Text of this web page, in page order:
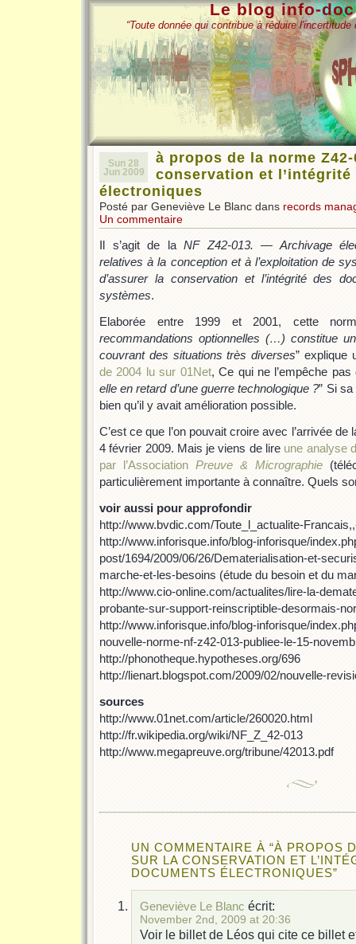
Le blog info-
“Toute donnée qui contribue à réduire
Sun 28
Jun 2009
à propos de la norme
conservation et l’intégrité
électroniques
Posté par Geneviève Le Blanc dans records
Un commentaire
Il s’agit de la NF Z42-013. ― Archivage
relatives à la conception et à l’exploitation de
d’assurer la conservation et l’intégrité des
systèmes.
Elaborée entre 1999 et 2001, cette
recommandations optionnelles (…) constitue
couvrant des situations très diverses” explique
de 2004 lu sur 01Net, Ce qui ne l’empêche pas
elle en retard d’une guerre technologique ?” Si
bien qu’il y avait amélioration possible.
C’est ce que l’on pouvait croire avec l’arrivée
4 février 2009. Mais je viens de lire une analyse
par l’Association Preuve & Micrographie
particulièrement importante à connaître. Quels
voir aussi pour approfondir
http://www.bvdic.com/Toute_l_actualite-
http://www.inforisque.info/blog-inforisque/
post/1694/2009/06/26/Dematerialisation-et-
marche-et-les-besoins (étude du besoin et du
http://www.cio-online.com/actualites/lire-la-
probante-sur-support-reinscriptible-desormais-
http://www.inforisque.info/blog-inforisque/
nouvelle-norme-nf-z42-013-publiee-le-15-
http://phonotheque.hypotheses.org/696
http://lienart.blogspot.com/2009/02/nouvelle-
sources
http://www.01net.com/article/260020.html
http://fr.wikipedia.org/wiki/NF_Z_42-013
http://www.megapreuve.org/tribune/42013.pdf
UN COMMENTAIRE À “À PROPOS
SUR LA CONSERVATION ET
DOCUMENTS ÉLECTRONIQUES”
Geneviève Le Blanc écrit:
November 2nd, 2009 at 20:36
Voir le billet de Léos qui cite ce billet